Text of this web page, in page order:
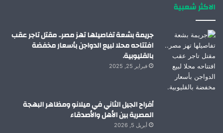
الاكثر شعبية
جريمة بشعة تفاصيلها تهز مصر.. مقتل تاجر عقب
افتتاحه محلا لبيع الدواجن بأسعار مخفضة
بالقليوبية.
فبراير 25, 2025
أفراح الجيل الثاني في ميلانو ومظاهر البهجة
المصرية بين الأهل والأصدقاء
أبريل 5, 2026